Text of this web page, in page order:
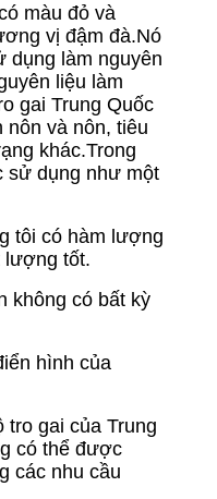
màu đỏ và
vị đậm đà.Nó
dụng làm nguyên
liệu làm
gai Trung Quốc
nôn và nôn, tiêu
khác.Trong
sử dụng như một
tôi có hàm lượng
lượng tốt.
không có bất kỳ
hình của
tro gai của Trung
có thể được
các nhu cầu